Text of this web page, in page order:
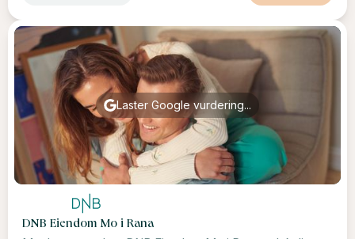
Laster Google vurdering...
DNB Eiendom Mo i Rana